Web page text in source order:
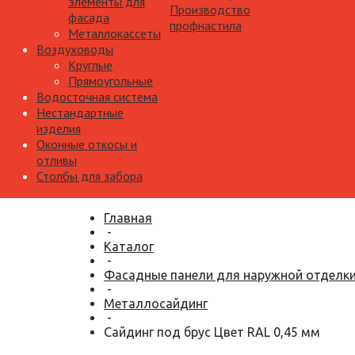
фасада
Металлокассеты
Воздуховоды
Круглые
Прямоугольные
Водосточная система
Нестандартные
изделия
Оконные откосы и
отливы
Столбы для забора
Производство
профнастила
Главная
-
Каталог
-
Фасадные панели для наружной отделки
-
Металлосайдинг
-
Сайдинг под брус Цвет RAL 0,45 мм